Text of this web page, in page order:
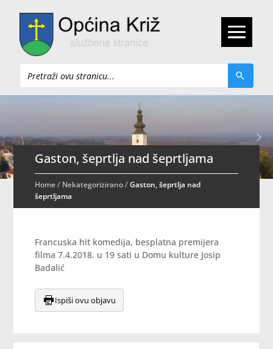
Pretraži
Gaston, šeprtlja nad šeprtljama
Home/ Nekategorizirano/Gaston, šeprtlja nad
šeprtljama
Francuska hit komedija, besplatna premijera
filma 7.4.2018. u 19 sati u Domu kulture Josip
Badalić
Ispiši ovu objavu